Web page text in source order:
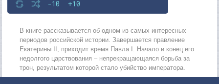
-10 +10
В книге рассказывается об одном из самых интересных
периодов российской истории. Завершается правление
Екатерины II, приходит время Павла I. Начало и конец его
недолгого царствования – непрекращающаяся борьба за
трон, результатом которой стало убийство императора.